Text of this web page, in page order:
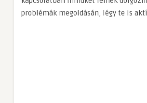
problémák megoldásán, légy te is